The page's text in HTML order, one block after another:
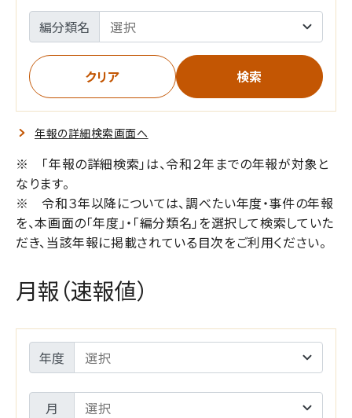
編分類名
年報の詳細検索画面へ
※ 「年報の詳細検索」は、令和２年までの年報が対象と
なります。
※ 令和３年以降については、調べたい年度・事件の年報
を、本画面の「年度」・「編分類名」を選択して検索していた
だき、当該年報に掲載されている目次をご利用ください。
月報（速報値）
年度
月